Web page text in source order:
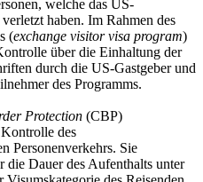
welche das US-
haben. Im Rahmen des
(exchange visitor visa program)
über die Einhaltung der
durch die US-Gastgeber und
des Programms.
Protection (CBP)
des
Personenverkehrs. Sie
die Dauer des Aufenthalts unter